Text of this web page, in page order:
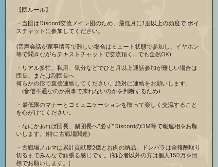
【団ルール】
・当団はDiscord交流メイン団のため、最低月に1度以上の頻度で ボイ
スチャットに参加してください。
(音声会話が家事情等で難しい場合はミュート状態で参加し、イヤホン
等で聞きながらテキストチャットで交流頂く…でも全然OK)
・リアル多忙、私用、気分などでひと月以上通話参加が難しい場合は
団長、または副団長へ
何らかの形で直接連絡してください。絶対に連絡をお願いします。
(音信不通なのか用事で来れないのかを判断するため)
・最低限のマナーとコミュニケーションを取って楽しく交流すること
を心がけてください。
・なにかあれば団長、副団長へ"必ず"DiscordのDM等で報連相をお願
いします。(特に古戦場関連)
・古戦場ノルマは累計貢献度2億とお肉の納品。ドレバラは全報酬取り
切るまでみんなで頑張る感じです。(初心者以外の方は個人150万を目
標でお願いします。)